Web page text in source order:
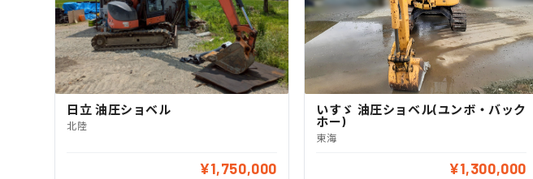
日立 油圧ショベル
北陸
¥1,750,000
いすゞ 油圧ショベル(ユンボ・バック
ホー)
東海
¥1,300,000